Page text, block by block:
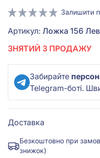
Залишити
Артикул: Ложка 156 Лев
ЗНЯТИЙ З ПРОДАЖУ
Забирайте
Telegram-боті.
Доставка
Безкоштовно при
знижок)